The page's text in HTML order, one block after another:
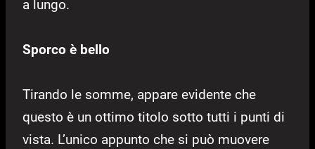
a lungo.
Sporco è bello
Tirando le somme, appare evidente che
questo è un ottimo titolo sotto tutti i punti di
vista. L’unico appunto che si può muovere